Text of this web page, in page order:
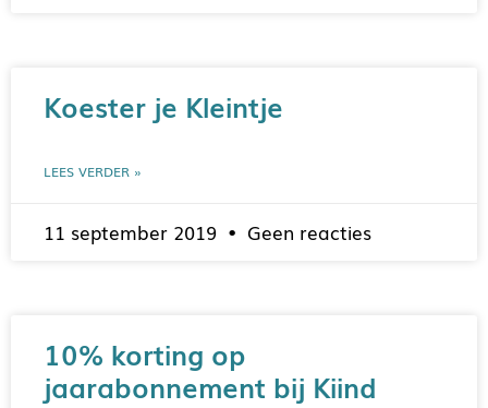
Koester je Kleintje
LEES VERDER »
11 september 2019 Geen reacties
10% korting op
jaarabonnement bij Kiind